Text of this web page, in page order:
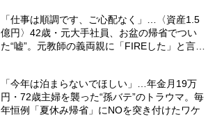
「仕事は順調です、ご心配なく」…〈資産1.5
億円〉42歳・元大手社員、お盆の帰省でつい
た“嘘”。元教師の義両親に「FIREした」と言え
「今年は泊まらないでほしい」…年金月19万
円・72歳主婦を襲った“孫バテ”のトラウマ。毎
年恒例「夏休み帰省」にNOを突き付けたワケ